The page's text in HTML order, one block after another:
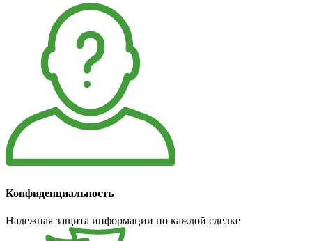
Конфиденциальность
Надежная защита информации по каждой сделке